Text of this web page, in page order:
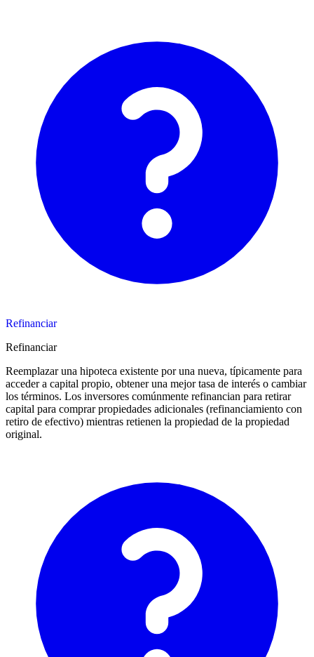
Refinanciar
Refinanciar
Reemplazar una hipoteca existente por una nueva, típicamente para
acceder a capital propio, obtener una mejor tasa de interés o cambiar
los términos. Los inversores comúnmente refinancian para retirar
capital para comprar propiedades adicionales (refinanciamiento con
retiro de efectivo) mientras retienen la propiedad de la propiedad
original.